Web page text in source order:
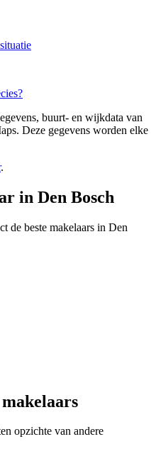
buurt- en wijkdata van
Deze gegevens worden elke
.
in Den Bosch
de beste makelaars in Den
opzichte van andere